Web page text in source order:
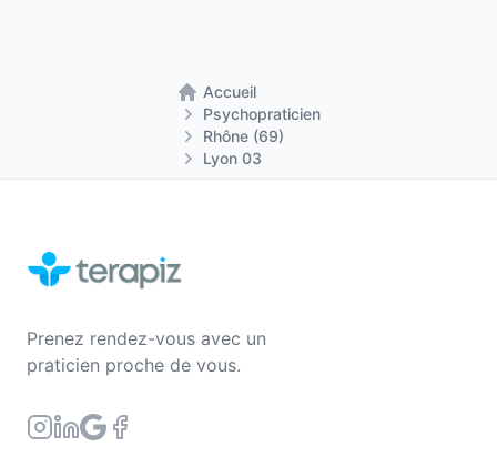
Accueil
Retour à la page d'accueil
Psychopraticien
Rhône (69)
Lyon 03
Prenez rendez-vous avec un
praticien proche de vous.